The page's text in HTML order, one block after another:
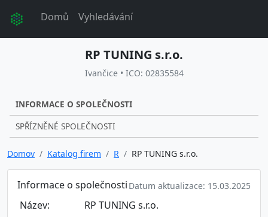
Domů Vyhledávání
RP TUNING s.r.o.
Ivančice • ICO: 02835584
INFORMACE O SPOLEČNOSTI
SPŘÍZNĚNÉ SPOLEČNOSTI
Domov Katalog firem R RP TUNING s.r.o.
Informace o společnosti Datum aktualizace: 15.03.2025
Název:
RP TUNING s.r.o.